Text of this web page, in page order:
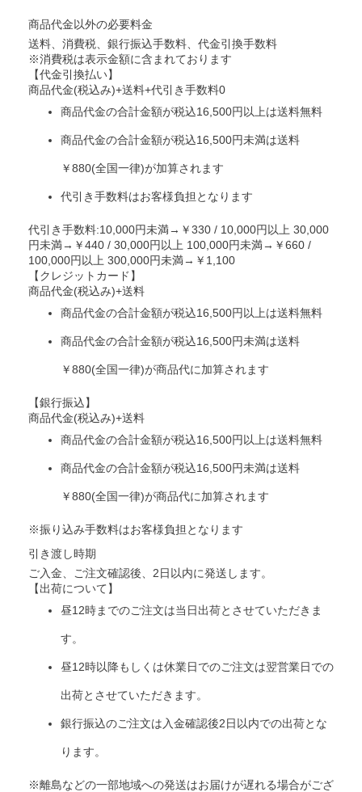
商品代金以外の必要料金
送料、消費税、銀行振込手数料、代金引換手数料
※消費税は表示金額に含まれております
【代金引換払い】
商品代金(税込み)+送料+代引き手数料0
商品代金の合計金額が税込16,500円以上は送料無料
商品代金の合計金額が税込16,500円未満は送料
￥880(全国一律)が加算されます
代引き手数料はお客様負担となります
代引き手数料:10,000円未満→￥330 / 10,000円以上 30,000
円未満→￥440 / 30,000円以上 100,000円未満→￥660 /
100,000円以上 300,000円未満→￥1,100
【クレジットカード】
商品代金(税込み)+送料
商品代金の合計金額が税込16,500円以上は送料無料
商品代金の合計金額が税込16,500円未満は送料
￥880(全国一律)が商品代に加算されます
【銀行振込】
商品代金(税込み)+送料
商品代金の合計金額が税込16,500円以上は送料無料
商品代金の合計金額が税込16,500円未満は送料
￥880(全国一律)が商品代に加算されます
※振り込み手数料はお客様負担となります
引き渡し時期
ご入金、ご注文確認後、2日以内に発送します。
【出荷について】
昼12時までのご注文は当日出荷とさせていただきま
す。
昼12時以降もしくは休業日でのご注文は翌営業日での
出荷とさせていただきます。
銀行振込のご注文は入金確認後2日以内での出荷とな
ります。
※離島などの一部地域への発送はお届けが遅れる場合がござ